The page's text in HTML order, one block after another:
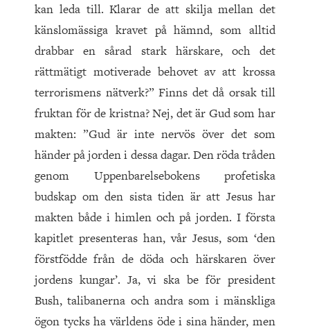
kan leda till. Klarar de att skilja mellan det
känslomässiga kravet på hämnd, som alltid
drabbar en sårad stark härskare, och det
rättmätigt motiverade behovet av att krossa
terrorismens nätverk?” Finns det då orsak till
fruktan för de kristna? Nej, det är Gud som har
makten: ”Gud är inte nervös över det som
händer på jorden i dessa dagar. Den röda tråden
genom Uppenbarelsebokens profetiska
budskap om den sista tiden är att Jesus har
makten både i himlen och på jorden. I första
kapitlet presenteras han, vår Jesus, som ‘den
förstfödde från de döda och härskaren över
jordens kungar’. Ja, vi ska be för president
Bush, talibanerna och andra som i mänskliga
ögon tycks ha världens öde i sina händer, men